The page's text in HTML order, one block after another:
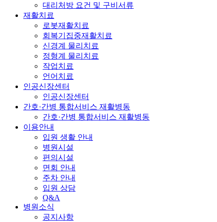
대리처방 요건 및 구비서류
재활치료
로봇재활치료
회복기집중재활치료
신경계 물리치료
정형계 물리치료
작업치료
언어치료
인공신장센터
인공신장센터
간호·간병 통합서비스 재활병동
간호·간병 통합서비스 재활병동
이용안내
입원 생활 안내
병원시설
편의시설
면회 안내
주차 안내
입원 상담
Q&A
병원소식
공지사항